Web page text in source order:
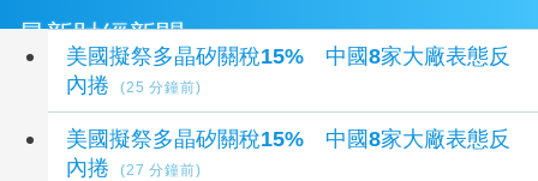
最新財經新聞
美國擬祭多晶矽關稅15% 中國8家大廠表態反
內捲
(25 分鐘前)
美國擬祭多晶矽關稅15% 中國8家大廠表態反
內捲
(27 分鐘前)